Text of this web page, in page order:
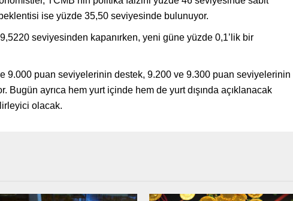
ise yüzde 35,50 seviyesinde bulunuyor.
seviyesinden kapanırken, yeni güne yüzde 0,1’lik bir
9.000 puan seviyelerinin destek, 9.200 ve 9.300 puan seviyelerinin
ayrıca hem yurt içinde hem de yurt dışında açıklanacak
olacak.